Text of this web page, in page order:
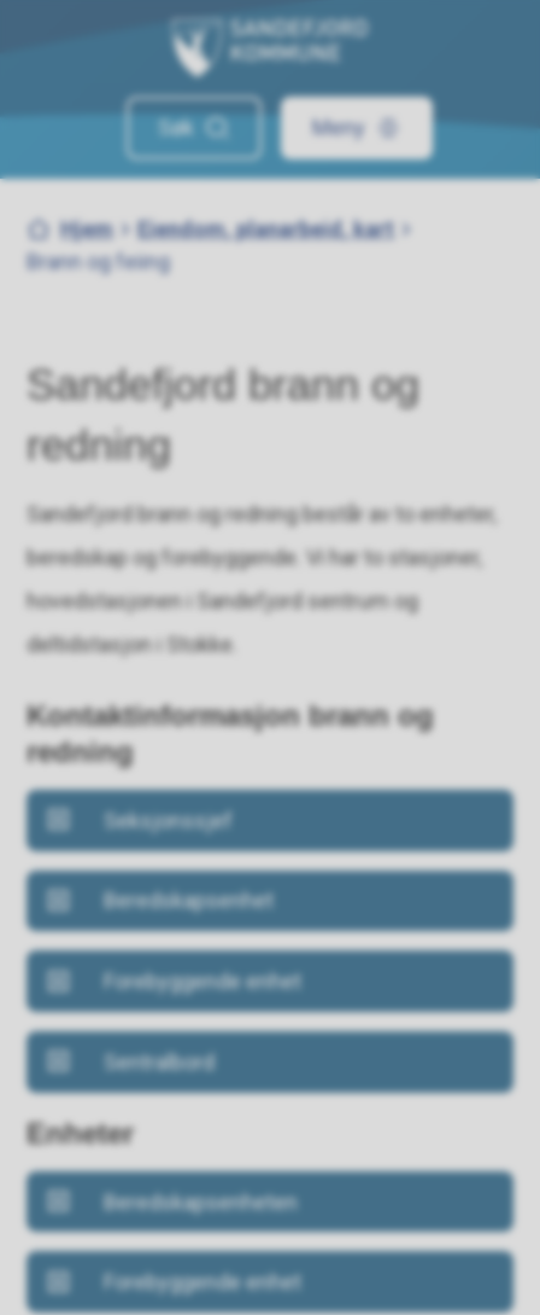
Sandefjord kommune
Søk Meny
Du er her:
Hjem
Eiendom, planarbeid, kart
Brann og feiing
Sandefjord brann og
redning
Sandefjord brann og redning består av to enheter,
beredskap og forebyggende. Vi har to stasjoner,
hovedstasjonen i Sandefjord sentrum og
deltidstasjon i Stokke.
Kontaktinformasjon brann og
redning
Seksjonssjef
Beredskapsenhet
Forebyggende enhet
Sentralbord
Enheter
Beredskapsenheten
Forebyggende enhet